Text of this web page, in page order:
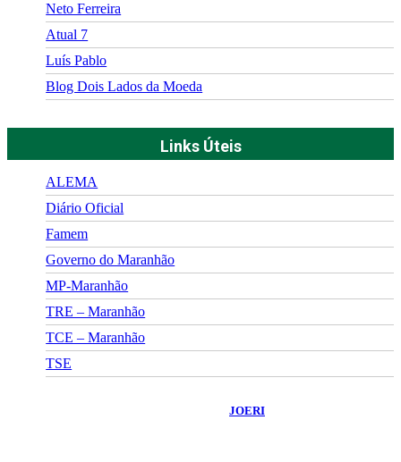
Neto Ferreira
Atual 7
Luís Pablo
Blog Dois Lados da Moeda
Links Úteis
ALEMA
Diário Oficial
Famem
Governo do Maranhão
MP-Maranhão
TRE – Maranhão
TCE – Maranhão
TSE
JOERI